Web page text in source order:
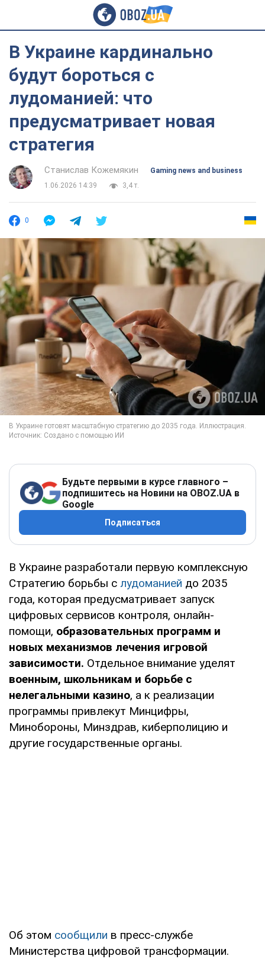
В Украине кардинально
будут бороться с
лудоманией: что
предусматривает новая
стратегия
Станислав Кожемякин
Gaming news and business
1.06.2026 14:39
3,4 т.
0
Будьте первыми в курсе главного –
подпишитесь на Новини на OBOZ.UA в
Google
Подписаться
В Украине разработали первую комплексную
Стратегию борьбы с лудоманией до 2035
года, которая предусматривает запуск
цифровых сервисов контроля, онлайн-
помощи, образовательных программ и
новых механизмов лечения игровой
зависимости. Отдельное внимание уделят
военным, школьникам и борьбе с
нелегальными казино, а к реализации
программы привлекут Минцифры,
Минобороны, Минздрав, киберполицию и
другие государственные органы.
Об этом сообщили в пресс-службе
Министерства цифровой трансформации.